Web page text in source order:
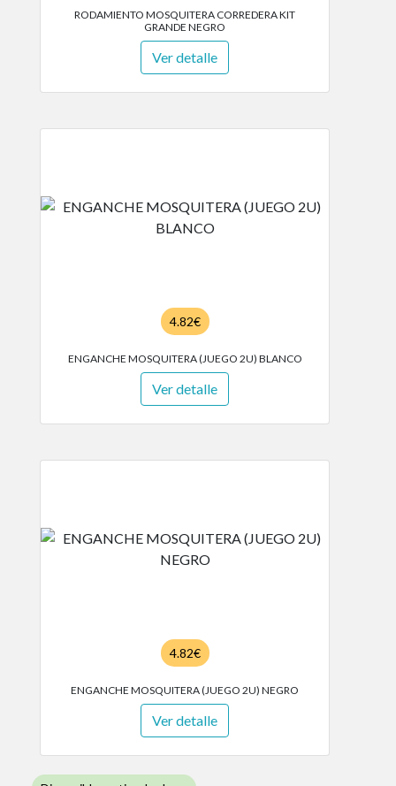
RODAMIENTO MOSQUITERA CORREDERA KIT
GRANDE NEGRO
Ver detalle
4.82€
ENGANCHE MOSQUITERA (JUEGO 2U) BLANCO
Ver detalle
4.82€
ENGANCHE MOSQUITERA (JUEGO 2U) NEGRO
Ver detalle